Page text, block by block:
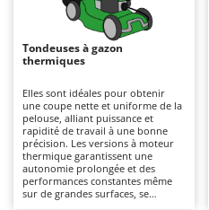
Aspirateurs de piscine
Aspirateurs
Atomiseurs agricoles
Atomiseurs pour
Autolaveuses
Autres produits
B
Balayeuses
ALA 2000
Alpina
Ama
Ambrogio Robot
Annovi Reverberi
ANTHBOT
Archman
Tondeuses à gazon
thermiques
Elles sont idéales pour obtenir
une coupe nette et uniforme de la
pelouse, alliant puissance et
rapidité de travail à une bonne
précision. Les versions à moteur
thermique garantissent une
autonomie prolongée et des
performances constantes même
sur de grandes surfaces, se